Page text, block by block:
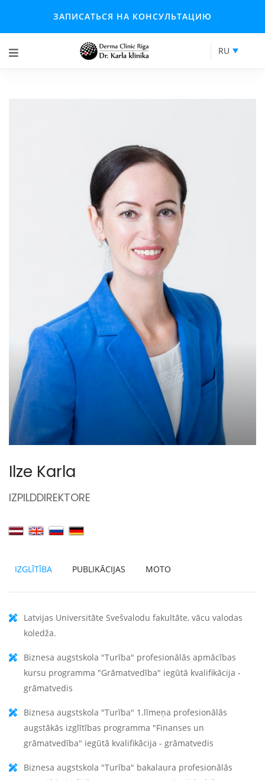
ЗАПИСАТЬСЯ НА КОНСУЛЬТАЦИЮ
RU
Ilze Karla
IZPILDDIREKTORE
IZGLĪTĪBA PUBLIKĀCIJAS MOTO
Latvijas Universitāte Svešvalodu fakultāte, vācu valodas
koledža.
Biznesa augstskola "Turība" profesionālās apmācības
kursu programma "Grāmatvedība" iegūtā kvalifikācija -
grāmatvedis
Biznesa augstskola "Turība" 1.līmeņa profesionālās
augstākās izglītības programma "Finanses un
grāmatvedība" iegūtā kvalifikācija - grāmatvedis
Biznesa augstskola "Turība" bakalaura profesionālās